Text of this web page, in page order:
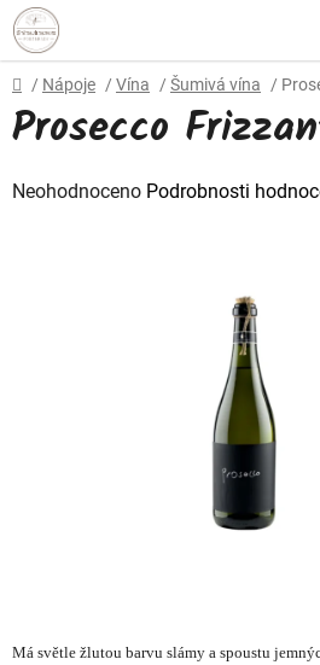
Přejít
na
obsah
Domů
/ Nápoje / Vína / Šumivá vína /
Má světle žlutou barvu slámy a spoustu
Prosecco
Průměrné
Neohodnoceno Podrobnosti